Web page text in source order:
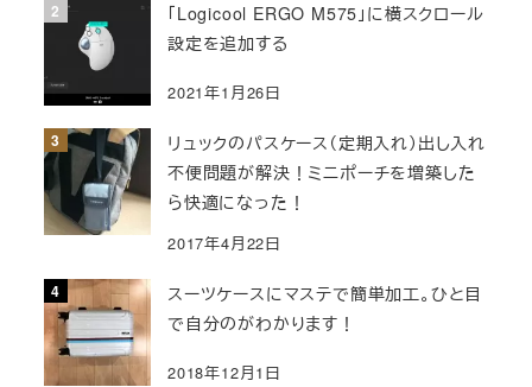
「Logicool ERGO M575」に横スクロール
設定を追加する
2021年1月26日
リュックのパスケース（定期入れ）出し入れ
不便問題が解決！ミニポーチを増築した
ら快適になった！
2017年4月22日
スーツケースにマステで簡単加工。ひと目
で自分のがわかります！
2018年12月1日